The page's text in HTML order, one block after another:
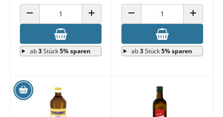
ANZAHL VERRINGERN ANZAHL ERHÖHEN
ab3Stück5% sparen
ANZAHL VERRINGERN ANZAHL
ab3Stück5% sparen